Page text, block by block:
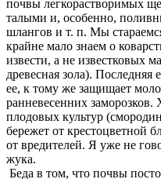
почвы легкорастворимых
талыми и, особенно,
шлангов и т. п. Мы
крайне мало знаем о
извести, а не известковых
древесная зола). Последняя
ее, к тому же защищает
ранневесенних
плодовых культур
бережет от крестоцветной
от вредителей. Я уже не
жука.
Беда в том, что почвы